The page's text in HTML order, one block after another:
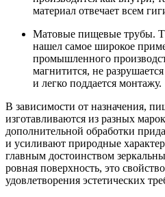
материал отвечает всем
Матовые пищевые трубы.
нашел самое широкое
промышленного
магнитится, не
и легко поддается монтажу.
В зависимости от назначения,
изготавливаются из разных
дополнительной обработки
и усиливают природные
главным достоинством
ровная поверхность, это
удовлетворения эстетических